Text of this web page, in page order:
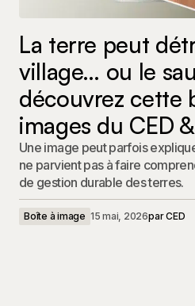
La terre peut
village… ou le
découvrez cette
images du CED
Une image peut parfois
ne parvient pas à faire
de gestion durable des terres.
Boîte à image 15 mai, 2026parCED